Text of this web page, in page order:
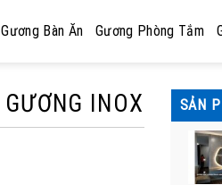
Gương Bàn Ăn Gương Phòng Tắm
GƯƠNG INOX
SẢN